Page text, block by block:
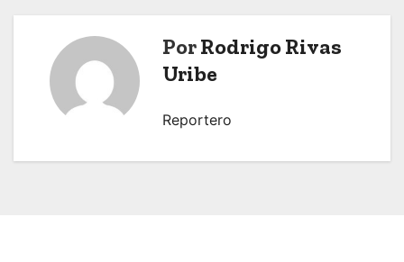
c
PorRodrigo Rivas
Uribe
Reportero